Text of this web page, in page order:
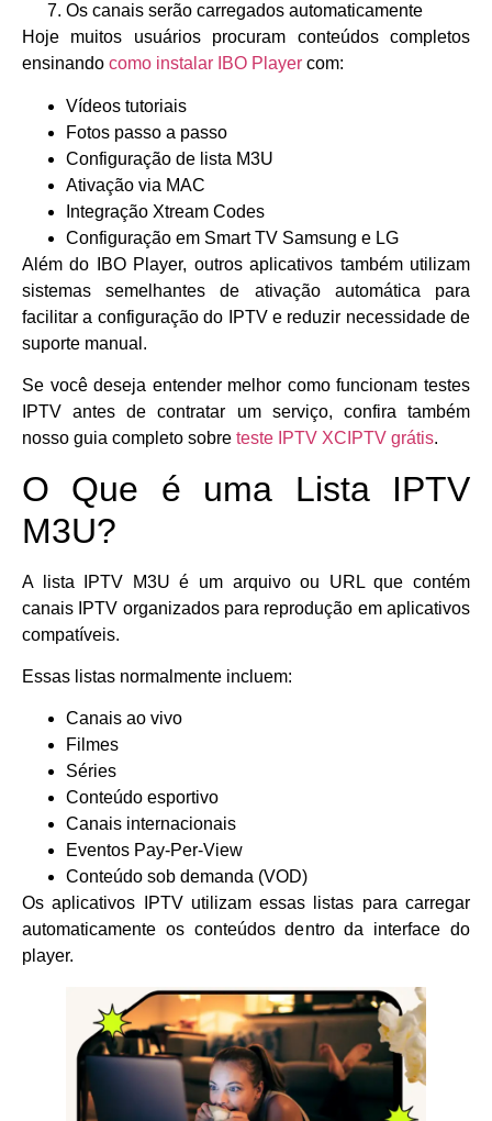
Os canais serão carregados automaticamente
Hoje muitos usuários procuram conteúdos completos
ensinando como instalar IBO Player com:
Vídeos tutoriais
Fotos passo a passo
Configuração de lista M3U
Ativação via MAC
Integração Xtream Codes
Configuração em Smart TV Samsung e LG
Além do IBO Player, outros aplicativos também utilizam
sistemas semelhantes de ativação automática para
facilitar a configuração do IPTV e reduzir necessidade de
suporte manual.
Se você deseja entender melhor como funcionam testes
IPTV antes de contratar um serviço, confira também
nosso guia completo sobre teste IPTV XCIPTV grátis.
O Que é uma Lista IPTV
M3U?
A lista IPTV M3U é um arquivo ou URL que contém
canais IPTV organizados para reprodução em aplicativos
compatíveis.
Essas listas normalmente incluem:
Canais ao vivo
Filmes
Séries
Conteúdo esportivo
Canais internacionais
Eventos Pay-Per-View
Conteúdo sob demanda (VOD)
Os aplicativos IPTV utilizam essas listas para carregar
automaticamente os conteúdos dentro da interface do
player.